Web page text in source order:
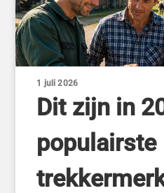
1 juli 2026
Dit zijn in
populairste